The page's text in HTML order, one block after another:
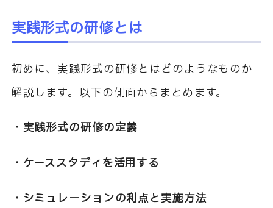
実践形式の研修とは
初めに、実践形式の研修とはどのようなものか
解説します。以下の側面からまとめます。
・実践形式の研修の定義
・ケーススタディを活用する
・シミュレーションの利点と実施方法